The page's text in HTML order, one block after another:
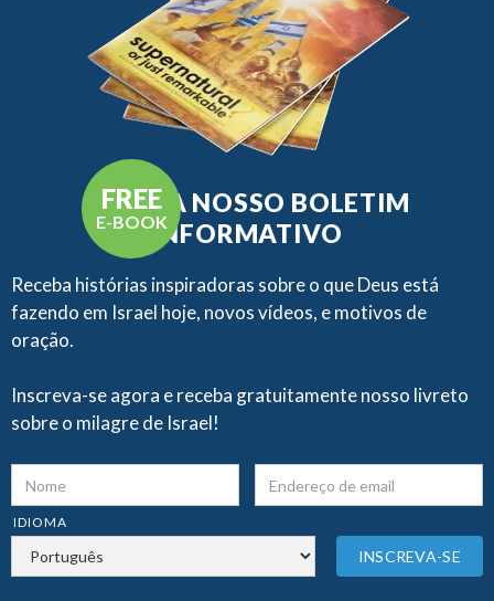
FREE
E-BOOK
RECEBA NOSSO BOLETIM
INFORMATIVO
Receba histórias inspiradoras sobre o que Deus está
fazendo em Israel hoje, novos vídeos, e motivos de
oração.
Inscreva-se agora e receba gratuitamente nosso livreto
sobre o milagre de Israel!
IDIOMA